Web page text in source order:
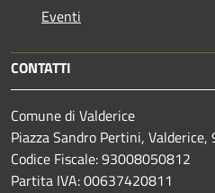
Eventi
CONTATTI
Comune di Valderice
Piazza Sandro Pertini, Valderice,
Codice Fiscale: 93008050812
Partita IVA: 00637420811